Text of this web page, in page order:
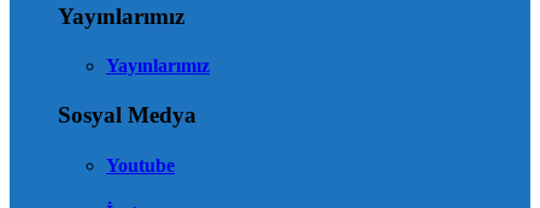
Yayınlarımız
Yayınlarımız
Sosyal Medya
Youtube